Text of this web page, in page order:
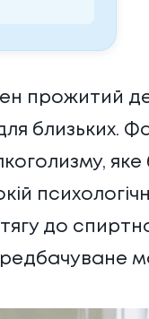
прожитий
, яке
до